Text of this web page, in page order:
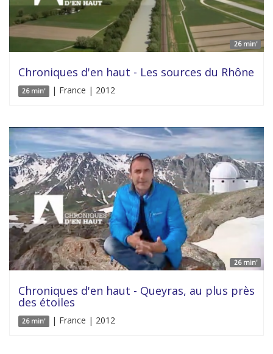
26 min'
Chroniques d'en haut - Les sources du Rhône
26 min' | France | 2012
26 min'
Chroniques d'en haut - Queyras, au plus près
des étoiles
26 min' | France | 2012